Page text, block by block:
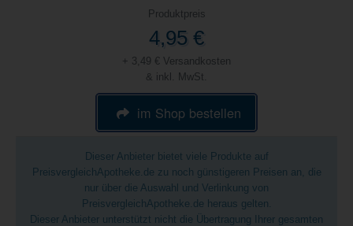
Produktpreis
4,95 €
+ 3,49 € Versandkosten
& inkl. MwSt.
im Shop bestellen
Dieser Anbieter bietet viele Produkte auf
PreisvergleichApotheke.de zu noch günstigeren Preisen an, die
nur über die Auswahl und Verlinkung von
PreisvergleichApotheke.de heraus gelten.
Dieser Anbieter unterstützt nicht die Übertragung Ihrer gesamten